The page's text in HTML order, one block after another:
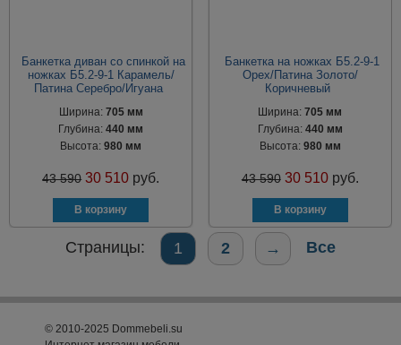
Банкетка диван со спинкой на
ножках Б5.2-9-1 Карамель/
Патина Серебро/Игуана
Ширина: 705 мм
Глубина:440 мм
Высота:980 мм
43 590 30 510 руб.
Банкетка на ножках Б5.2-9-1
Орех/Патина Золото/
Коричневый
Ширина:705 мм
Глубина: 440 мм
Высота: 980 мм
43 590 30 510 руб.
Страницы: 1 2 → Все
© 2010-2025 Dommebeli.su